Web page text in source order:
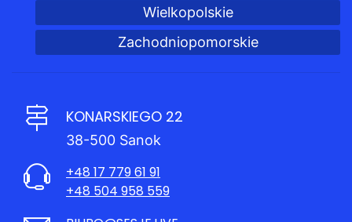
Wielkopolskie
Zachodniopomorskie
KONARSKIEGO 22
38-500 Sanok
+48 17 779 61 91
+48 504 958 559